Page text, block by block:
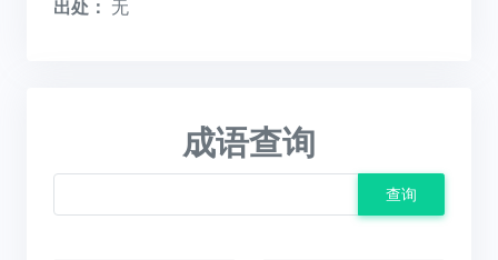
出处： 无
成语查询
查询